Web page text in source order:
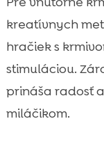
kreatívnych
hračiek s
stimuláciou.
prináša radosť
miláčikom.